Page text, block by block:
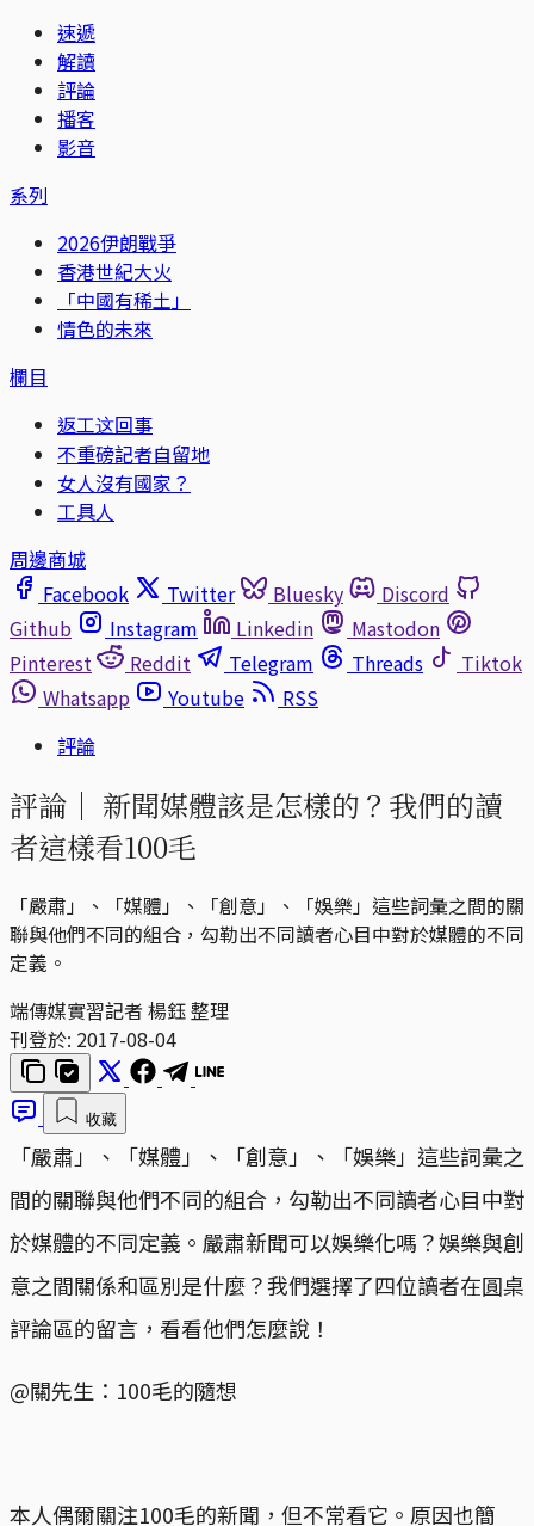
速遞
解讀
評論
播客
影音
系列
2026伊朗戰爭
香港世紀大火
「中國有稀土」
情色的未來
欄目
返工这回事
不重磅記者自留地
女人沒有國家？
工具人
周邊商城
Facebook
Twitter Bluesky
Discord
Github
Instagram Linkedin
Mastodon
Pinterest
Reddit Telegram Threads
Tiktok
Whatsapp
Youtube
RSS
評論
評論｜ 新聞媒體該是怎樣的？我們的讀
者這樣看100毛
「嚴肅」、「媒體」、「創意」、「娛樂」這些詞彙之間的關
聯與他們不同的組合，勾勒出不同讀者心目中對於媒體的不同
定義。
端傳媒實習記者 楊鈺 整理
刊登於: 2017-08-04
收藏
「嚴肅」、「媒體」、「創意」、「娛樂」這些詞彙之
間的關聯與他們不同的組合，勾勒出不同讀者心目中對
於媒體的不同定義。嚴肅新聞可以娛樂化嗎？娛樂與創
意之間關係和區別是什麼？我們選擇了四位讀者在圓桌
評論區的留言，看看他們怎麼說！
@關先生：100毛的隨想
本人偶爾關注100毛的新聞，但不常看它。原因也簡